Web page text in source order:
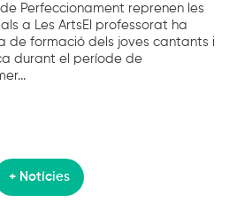
Perfeccionament reprenen les
a Les ArtsEl professorat ha
de formació dels joves cantants i
durant el període de
+ Notícies